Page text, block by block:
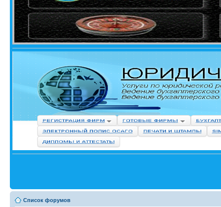
Список форумов